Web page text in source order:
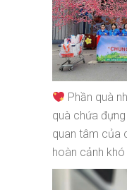
Phần quà
quà chứa
quan tâm của
hoàn cảnh khó